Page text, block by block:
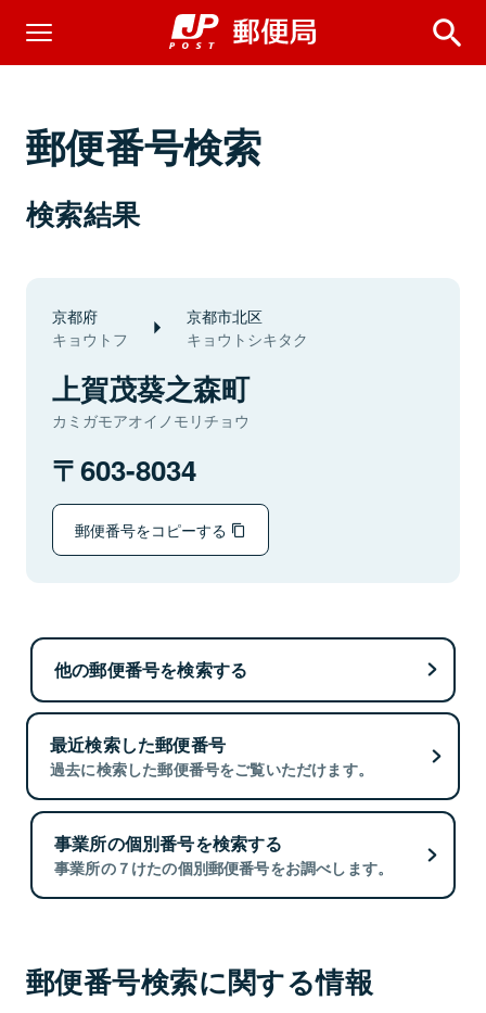
郵便番号検索
検索結果
京都府
キョウトフ
京都市北区
キョウトシキタク
上賀茂葵之森町
カミガモアオイノモリチョウ
603-8034
郵便番号をコピーする
他の郵便番号を検索する
最近検索した郵便番号
過去に検索した郵便番号をご覧いただけます。
事業所の個別番号を検索する
事業所の７けたの個別郵便番号をお調べします。
郵便番号検索に関する情報